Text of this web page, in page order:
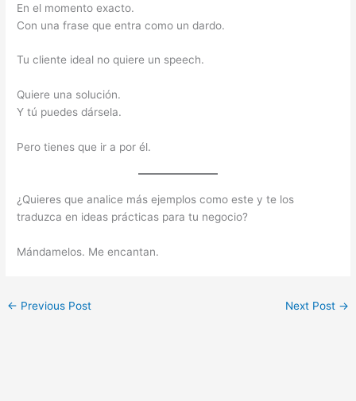
En el momento exacto.
Con una frase que entra como un dardo.
Tu cliente ideal no quiere un speech.
Quiere una solución.
Y tú puedes dársela.
Pero tienes que ir a por él.
¿Quieres que analice más ejemplos como este y te los
traduzca en ideas prácticas para tu negocio?
Mándamelos. Me encantan.
← Previous Post Next Post →